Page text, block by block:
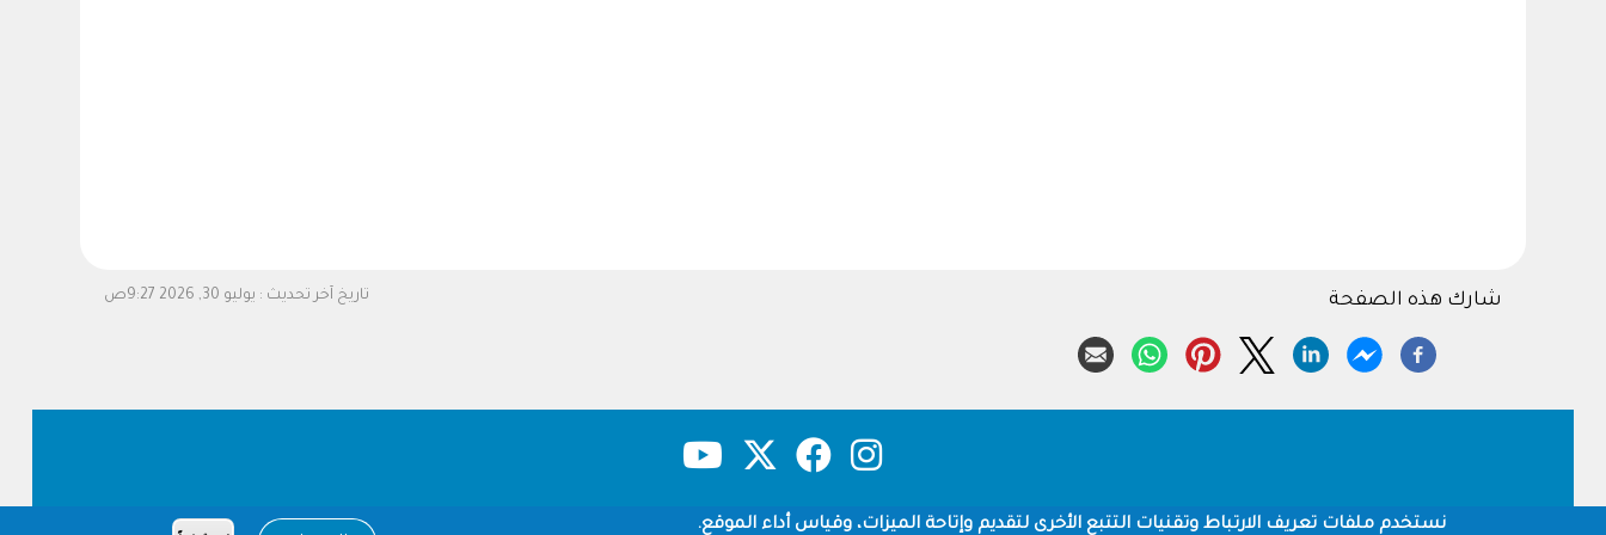
تاريخ آخر تحديث : يوليو 30, 2026 9:27ص شارك هذه الصفحة
Footer حقوق النشر سياسة الخصوصية شروط الاستخدامنستخدم ملفات تعريف الارتباط وتقنيات التتبع الأخرى لتقديم وإتاحة الميزات، وقياس أداء الموقع.